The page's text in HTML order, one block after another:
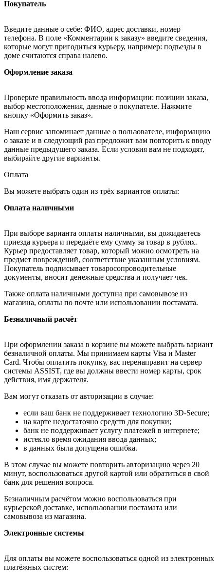
Покупатель
Введите данные о себе: ФИО, адрес доставки, номер
телефона. В поле «Комментарии к заказу» введите сведения,
которые могут пригодиться курьеру, например: подъезды в
доме считаются справа налево.
Оформление заказа
Проверьте правильность ввода информации: позиции заказа,
выбор местоположения, данные о покупателе. Нажмите
кнопку «Оформить заказ».
Наш сервис запоминает данные о пользователе, информацию
о заказе и в следующий раз предложит вам повторить к вводу
данные предыдущего заказа. Если условия вам не подходят,
выбирайте другие варианты.
Оплата
Вы можете выбрать один из трёх вариантов оплаты:
Оплата наличными
При выборе варианта оплаты наличными, вы дожидаетесь
приезда курьера и передаёте ему сумму за товар в рублях.
Курьер предоставляет товар, который можно осмотреть на
предмет повреждений, соответствие указанным условиям.
Покупатель подписывает товаросопроводительные
документы, вносит денежные средства и получает чек.
Также оплата наличными доступна при самовывозе из
магазина, оплаты по почте или использовании постамата.
Безналичный расчёт
При оформлении заказа в корзине вы можете выбрать вариант
безналичной оплаты. Мы принимаем карты Visa и Master
Card. Чтобы оплатить покупку, вас перенаправит на сервер
системы ASSIST, где вы должны ввести номер карты, срок
действия, имя держателя.
Вам могут отказать от авторизации в случае:
если ваш банк не поддерживает технологию 3D-Secure;
на карте недостаточно средств для покупки;
банк не поддерживает услугу платежей в интернете;
истекло время ожидания ввода данных;
в данных была допущена ошибка.
В этом случае вы можете повторить авторизацию через 20
минут, воспользоваться другой картой или обратиться в свой
банк для решения вопроса.
Безналичным расчётом можно воспользоваться при
курьерской доставке, использовании постамата или
самовывоза из магазина.
Электронные системы
Для оплаты вы можете воспользоваться одной из электронных
платёжных систем: